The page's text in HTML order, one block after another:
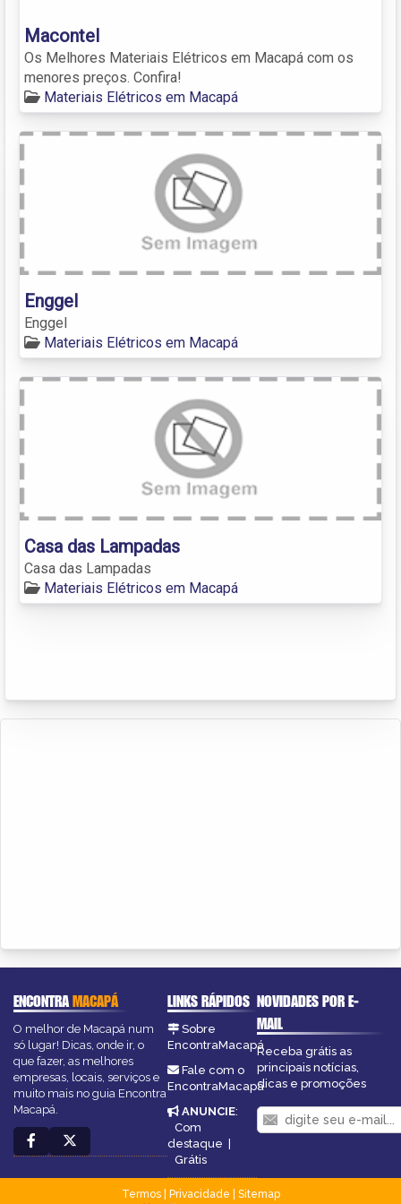
Macontel
Os Melhores Materiais Elétricos em Macapá com os
menores preços. Confira!
Materiais Elétricos em Macapá
Enggel
Enggel
Materiais Elétricos em Macapá
Casa das Lampadas
Casa das Lampadas
Materiais Elétricos em Macapá
ENCONTRAMACAPÁ
O melhor de Macapá num
só lugar! Dicas, onde ir, o
que fazer, as melhores
empresas, locais, serviços e
muito mais no guia Encontra
Macapá.
LINKS RÁPIDOS
Sobre
EncontraMacapá
Fale com o
EncontraMacapá
ANUNCIE:
Com
destaque |
Grátis
NOVIDADES POR E-
MAIL
Receba grátis as
principais notícias,
dicas e promoções
Termos| Privacidade
Sitemap